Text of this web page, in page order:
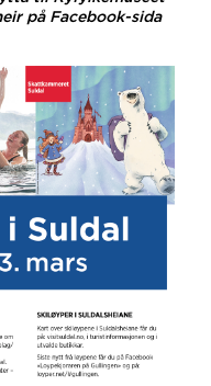
på Facebook-sida